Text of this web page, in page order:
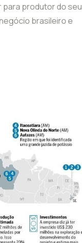
para produtor do seu
brasileiro e